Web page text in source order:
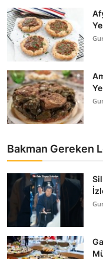
Bakman Gereken